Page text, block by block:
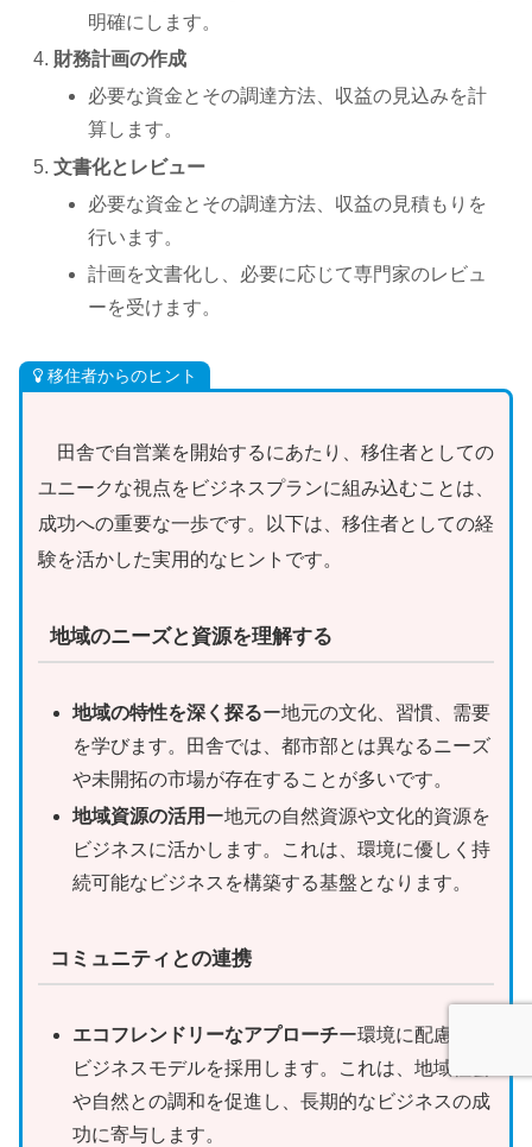
明確にします。
財務計画の作成
必要な資金とその調達方法、収益の見込みを計
算します。
文書化とレビュー
必要な資金とその調達方法、収益の見積もりを
行います。
計画を文書化し、必要に応じて専門家のレビュ
ーを受けます。
移住者からのヒント
田舎で自営業を開始するにあたり、移住者としての
ユニークな視点をビジネスプランに組み込むことは、
成功への重要な一歩です。以下は、移住者としての経
験を活かした実用的なヒントです。
地域のニーズと資源を理解する
地域の特性を深く探るー地元の文化、習慣、需要
を学びます。田舎では、都市部とは異なるニーズ
や未開拓の市場が存在することが多いです。
地域資源の活用 ー地元の自然資源や文化的資源を
ビジネスに活かします。これは、環境に優しく持
続可能なビジネスを構築する基盤となります。
コミュニティとの連携
エコフレンドリーなアプローチー環境に配慮した
ビジネスモデルを採用します。これは、地域社会
や自然との調和を促進し、長期的なビジネスの成
功に寄与します。